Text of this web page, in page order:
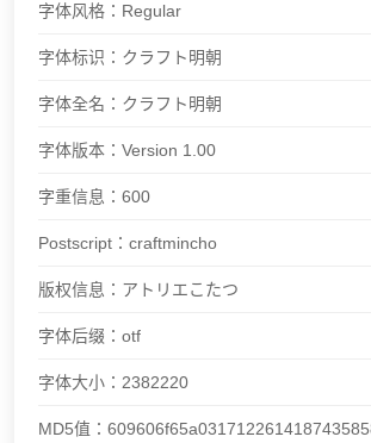
字体风格： Regular
字体标识： クラフト明朝
字体全名： クラフト明朝
字体版本： Version 1.00
字重信息： 600
Postscript： craftmincho
版权信息： アトリエこたつ
字体后缀： otf
字体大小： 2382220
MD5值：